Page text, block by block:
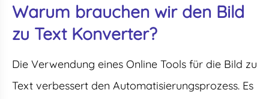
Warum brauchen wir den Bild
zu Text Konverter?
Die Verwendung eines Online Tools für die Bild zu
Text verbessert den Automatisierungsprozess. Es